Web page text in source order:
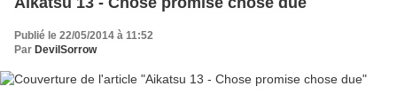
Publié le 22/05/2014 à 11:52
Par DevilSorrow